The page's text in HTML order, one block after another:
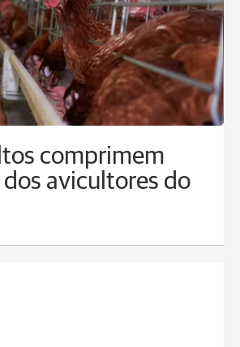
comprimem
avicultores do